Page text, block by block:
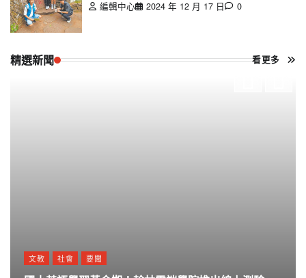
編輯中心 2024 年 12 月 17 日 0
精選新聞 看更多
文教 社會 要聞